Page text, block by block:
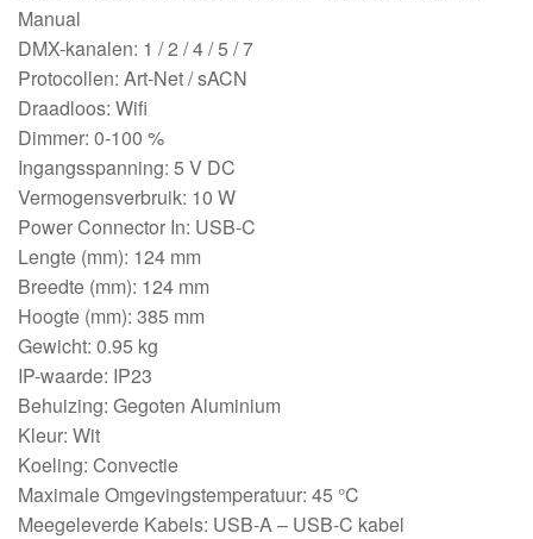
Manual
DMX-kanalen: 1 / 2 / 4 / 5 / 7
Protocollen: Art-Net / sACN
Draadloos: Wifi
Dimmer: 0-100 %
Ingangsspanning: 5 V DC
Vermogensverbruik: 10 W
Power Connector In: USB-C
Lengte (mm): 124 mm
Breedte (mm): 124 mm
Hoogte (mm): 385 mm
Gewicht: 0.95 kg
IP-waarde: IP23
Behuizing: Gegoten Aluminium
Kleur: Wit
Koeling: Convectie
Maximale Omgevingstemperatuur: 45 °C
Meegeleverde Kabels: USB-A – USB-C kabel